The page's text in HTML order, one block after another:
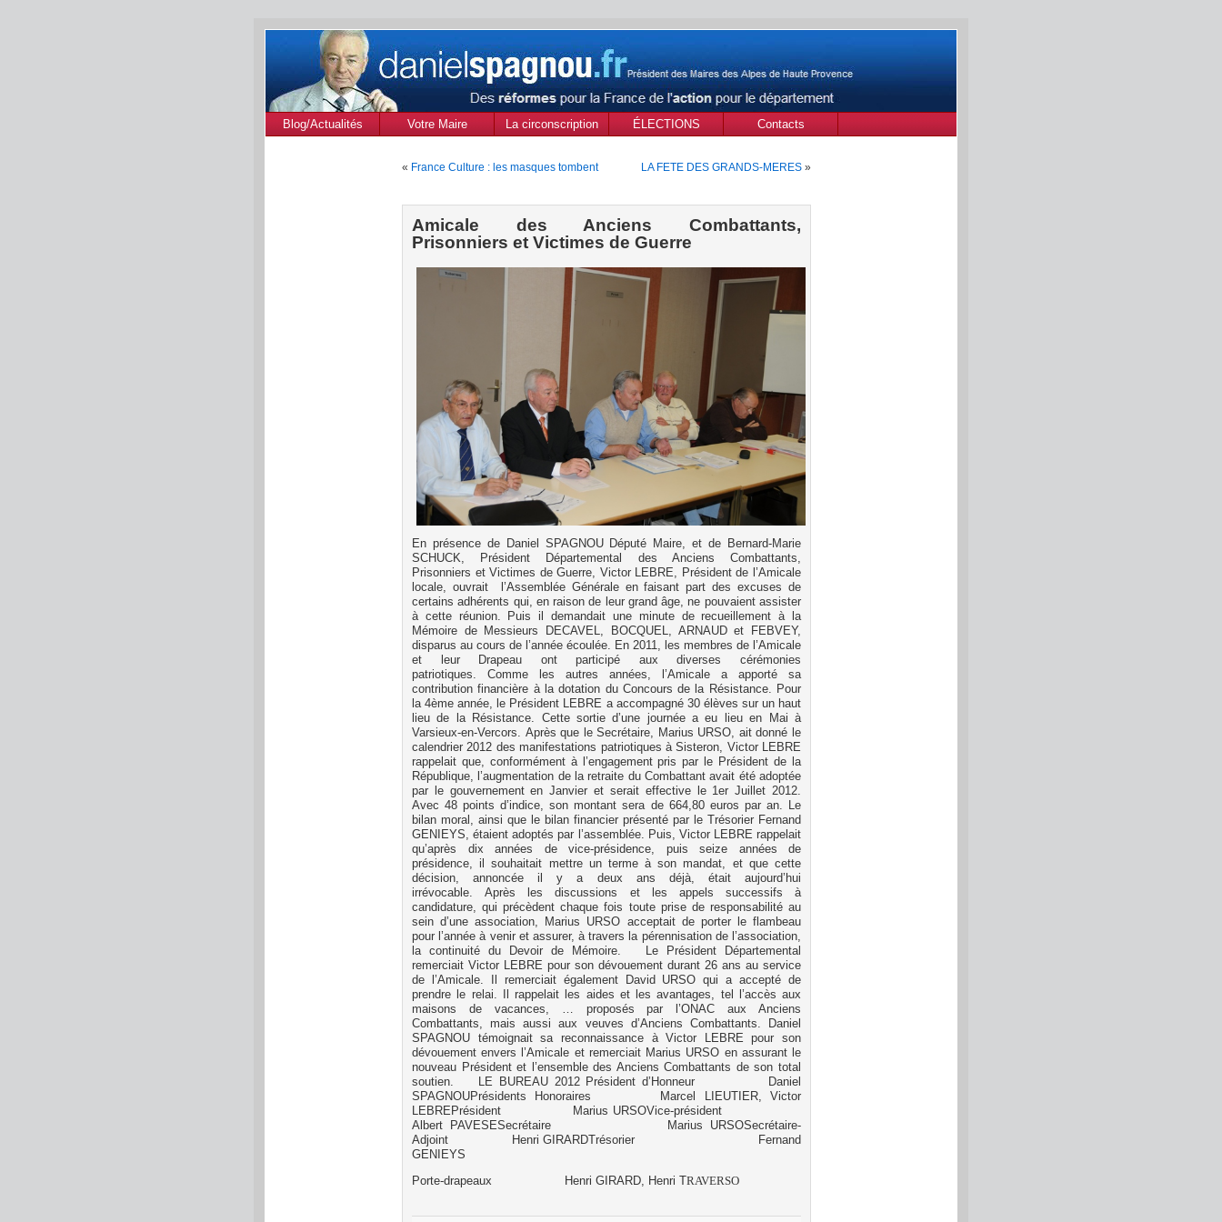
Blog/Actualités Votre Maire
La circonscription
Provence
ÉLECTIONS
2020
Contacts
« France Culture : les masques tombent LA FETE DES GRANDS-MERES »
Amicale des Anciens Combattants,
Prisonniers et Victimes de Guerre
En présence de Daniel SPAGNOU Député Maire, et de Bernard-Marie
SCHUCK, Président Départemental des Anciens Combattants,
Prisonniers et Victimes de Guerre, Victor LEBRE, Président de l’Amicale
locale, ouvrait
l’Assemblée Générale en faisant part des excuses de
certains adhérents qui, en raison de leur grand âge, ne pouvaient assister
à cette réunion.
Puis il demandait une minute de recueillement à la
Mémoire de Messieurs DECAVEL, BOCQUEL, ARNAUD et FEBVEY,
disparus au cours de l’année écoulée. En 2011, les membres de l’Amicale
et leur Drapeau ont participé aux diverses cérémonies
patriotiques.
Comme les autres années, l’Amicale a apporté sa
contribution financière à la dotation du Concours de la Résistance. Pour
la 4ème année, le Président LEBRE a accompagné 30 élèves sur un haut
lieu de
la Résistance. Cettesortie d’une journée a eu lieu en Mai à
Varsieux-en-Vercors. Après que le Secrétaire, Marius URSO, ait donné le
calendrier 2012 des manifestations patriotiques à Sisteron, Victor LEBRE
rappelait que, conformément à l’engagement pris par le Président de la
République, l’augmentation de la retraite du Combattant avait été adoptée
par le gouvernement en Janvier et serait effective le 1er Juillet 2012.
Avec 48 points d’indice, son montant sera de 664,80 euros par an.
Le
bilan moral, ainsi que le bilan financier présenté par le Trésorier Fernand
GENIEYS, étaient adoptés par l’assemblée. Puis, Victor LEBRE rappelait
qu’après dix années de vice-présidence, puis seize années de
présidence, il souhaitait mettre un terme à son mandat, et que cette
décision, annoncée il y a deux ans déjà, était aujourd’hui
irrévocable.
Après les discussions et les appels successifs à
candidature, qui précèdent chaque fois toute prise de responsabilité au
sein d’une association, Marius URSO acceptait de porter le flambeau
pour l’année à venir et assurer, à travers la pérennisation de l’association,
la continuité du Devoir de Mémoire.
Le Président Départemental
remerciait Victor LEBRE pour son dévouement durant 26 ans au service
de l’Amicale. Il remerciait également David URSO qui a accepté de
prendre le relai. Il rappelait les aides et les avantages, tel l’accès aux
maisons de vacances, … proposés par l’ONAC aux Anciens
Combattants, mais aussi aux veuves d’Anciens Combattants.
Daniel
SPAGNOU témoignait sa reconnaissance à Victor LEBRE pour son
dévouement envers l’Amicale et remerciait Marius URSO en assurant le
nouveau Président et l’ensemble des Anciens Combattants de son total
soutien.
LE BUREAU 2012 Président d’Honneur
Daniel
SPAGNOUPrésidents Honoraires
Marcel LIEUTIER, Victor
LEBRE Président Marius URSOVice-président
Albert PAVESESecrétaire Marius URSOSecrétaire-
Adjoint
Henri GIRARD Trésorier
Fernand
GENIEYS
Porte-drapeaux Henri GIRARD, Henri T RAVERSO